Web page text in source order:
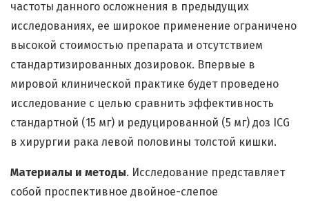
частоты данного осложнения в предыдущих
исследованиях, ее широкое применение ограничено
высокой стоимостью препарата и отсутствием
стандартизированных дозировок. Впервые в
мировой клинической практике будет проведено
исследование с целью сравнить эффективность
стандартной (15 мг) и редуцированной (5 мг) доз ICG
в хирургии рака левой половины толстой кишки.
Материалы и методы. Исследование представляет
собой проспективное двойное-слепое